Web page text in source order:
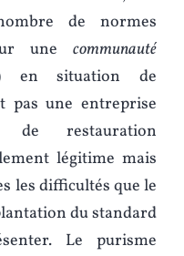
de normes
une communauté
en situation de
pas une entreprise
restauration
légitime mais
les difficultés que le
du standard
Le purisme